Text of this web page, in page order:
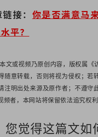
接： 你是否满意马
平？
本文或视频乃原创内容，版权属《
随意转载，否则将视为侵权；若
注明出处来源及原作者；不遵守
频者，本网站将保留依法追究权利
您觉得这篇文如